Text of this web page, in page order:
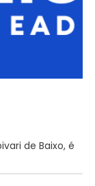
de Baixo, é